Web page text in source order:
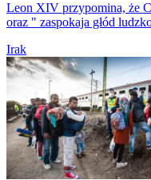
Leon XIV przypomina, że
oraz " zaspokaja głód
Irak